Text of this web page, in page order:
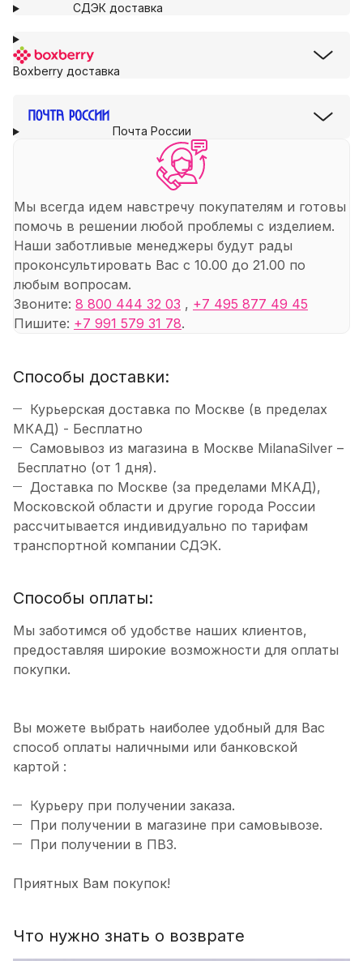
СДЭК доставка
Boxberry доставка
Почта России
Мы всегда идем навстречу покупателям и готовы
помочь в решении любой проблемы с изделием.
Наши заботливые менеджеры будут рады
проконсультировать Вас с 10.00 до 21.00 по
любым вопросам.
Звоните: 8 800 444 32 03 , +7 495 877 49 45
Пишите: +7 991 579 31 78.
Способы доставки:
Курьерская доставка по Москве (в пределах
МКАД) - Бесплатно
Самовывоз из магазина в Москве MilanaSilver –
Бесплатно (от 1 дня).
Доставка по Москве (за пределами МКАД),
Московской области и другие города России
рассчитывается индивидуально по тарифам
транспортной компании СДЭК.
Способы оплаты:
Мы заботимся об удобстве наших клиентов,
предоставляя широкие возможности для оплаты
покупки.
Вы можете выбрать наиболее удобный для Вас
способ оплаты наличными или банковской
картой :
Курьеру при получении заказа.
При получении в магазине при самовывозе.
При получении в ПВЗ.
Приятных Вам покупок!
Что нужно знать о возврате